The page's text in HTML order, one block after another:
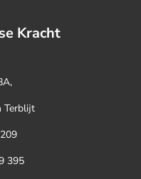
Kracht
Terblijt
395